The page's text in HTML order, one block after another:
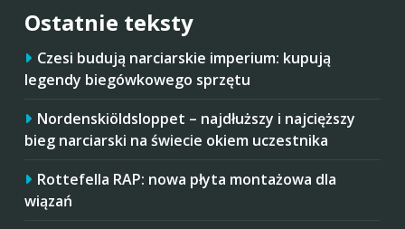
Ostatnie teksty
Czesi budują narciarskie imperium: kupują
legendy biegówkowego sprzętu
Nordenskiöldsloppet – najdłuższy i najcięższy
bieg narciarski na świecie okiem uczestnika
Rottefella RAP: nowa płyta montażowa dla
wiązań